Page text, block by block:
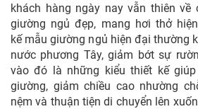
khách hàng ngày nay vẫn thiên về
giường ngủ đẹp, mang hơi thở
kế mẫu giường ngủ hiện đại thường
nước phương Tây, giảm bớt sự
vào đó là những kiểu thiết kế
giường, giảm chiều cao nhường
nệm và thuận tiện di chuyển lên